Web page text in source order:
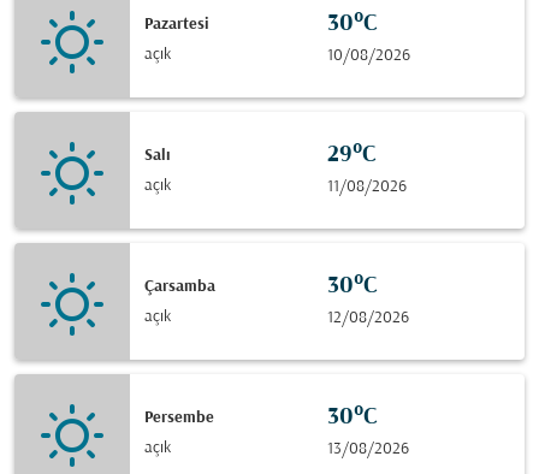
Pazartesi
açık
30°C
10/08/2026
Salı
açık
29°C
11/08/2026
Çarsamba
açık
30°C
12/08/2026
Persembe
açık
30°C
13/08/2026